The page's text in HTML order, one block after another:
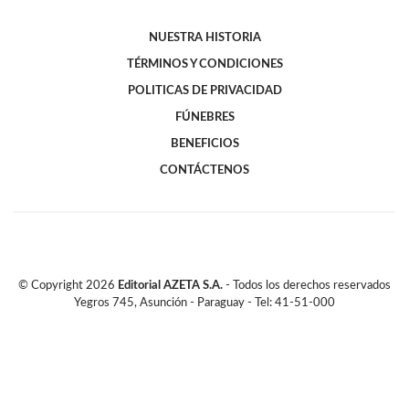
NUESTRA HISTORIA
TÉRMINOS Y CONDICIONES
POLITICAS DE PRIVACIDAD
FÚNEBRES
BENEFICIOS
CONTÁCTENOS
© Copyright 2026 Editorial AZETA S.A. - Todos los derechos reservados
Yegros 745, Asunción - Paraguay - Tel: 41-51-000